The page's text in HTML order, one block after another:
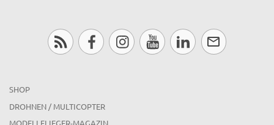
SHOP
DROHNEN / MULTICOPTER